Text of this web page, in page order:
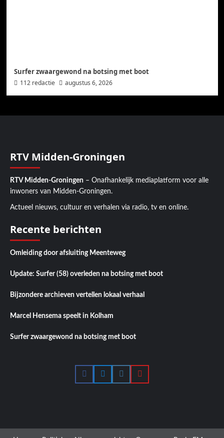
Surfer zwaargewond na botsing met boot
112 redactie augustus 6, 2026
RTV Midden-Groningen
RTV Midden-Groningen – Onafhankelijk mediaplatform voor alle
inwoners van Midden-Groningen.
Actueel nieuws, cultuur en verhalen via radio, tv en online.
Recente berichten
Omleiding door afsluiting Meenteweg
Update: Surfer (58) overleden na botsing met boot
Bijzondere archieven vertellen lokaal verhaal
Marcel Hensema speelt in Kolham
Surfer zwaargewond na botsing met boot
FacebookTwitterInstagramYouTube